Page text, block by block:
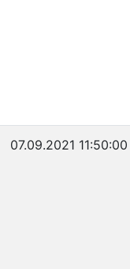
07.09.2021 11:50:00